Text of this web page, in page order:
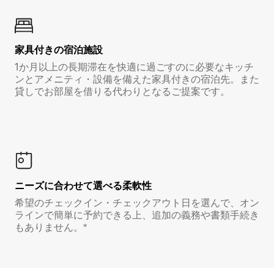
家具付き⁠の宿⁠泊⁠施⁠設
1か月以上の長期滞在を快適に過ごすのに必要なキッチ
ンとアメニティ・設備を備えた家具付きの宿泊先。また
貸しでお部屋を借りる代わりとなるご提案です。
ニーズに合わせて選べる柔軟性
希望のチェックイン・チェックアウト日を選んで、オン
ラインで簡単に予約できる上、追加の義務や書類手続き
もありません。*